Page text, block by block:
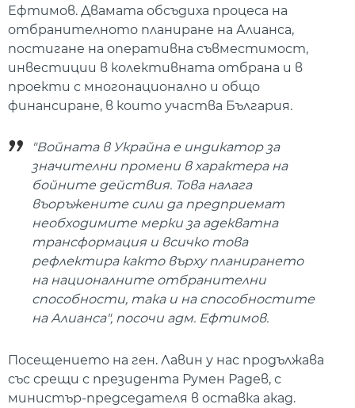
Ефтимов. Двамата обсъдиха процеса на
отбранителното планиране на Алианса,
постигане на оперативна съвместимост,
инвестиции в колективната отбрана и в
проекти с многонационално и общо
финансиране, в които участва България.
"Войната в Украйна е индикатор за
значителни промени в характера на
бойните действия. Това налага
въоръжените сили да предприемат
необходимите мерки за адекватна
трансформация и всичко това
рефлектира както върху планирането
на националните отбранителни
способности, така и на способностите
на Алианса", посочи адм. Ефтимов.
Посещението на ген. Лавин у нас продължава
със срещи с президента Румен Радев, с
министър-председателя в оставка акад.